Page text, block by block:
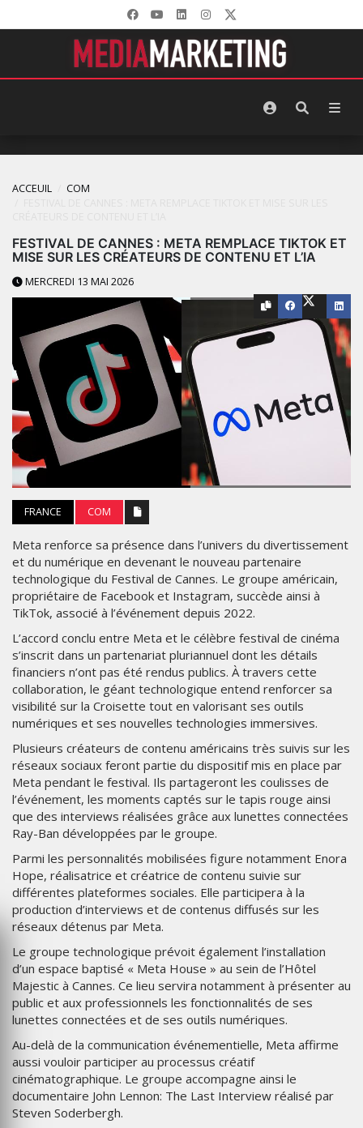
ACCEUIL
COM
FESTIVAL DE CANNES : META REMPLACE TIKTOK ET
MISE SUR LES CRÉATEURS DE CONTENU ET L’IA
MERCREDI 13 MAI 2026
FRANCE COM
Meta renforce sa présence dans l’univers du divertissement
et du numérique en devenant le nouveau partenaire
technologique du Festival de Cannes. Le groupe américain,
propriétaire de Facebook et Instagram, succède ainsi à
TikTok, associé à l’événement depuis 2022.
L’accord conclu entre Meta et le célèbre festival de cinéma
s’inscrit dans un partenariat pluriannuel dont les détails
financiers n’ont pas été rendus publics. À travers cette
collaboration, le géant technologique entend renforcer sa
visibilité sur la Croisette tout en valorisant ses outils
numériques et ses nouvelles technologies immersives.
Plusieurs créateurs de contenu américains très suivis sur les
réseaux sociaux feront partie du dispositif mis en place par
Meta pendant le festival. Ils partageront les coulisses de
l’événement, les moments captés sur le tapis rouge ainsi
que des interviews réalisées grâce aux lunettes connectées
Ray-Ban développées par le groupe.
Parmi les personnalités mobilisées figure notamment Enora
Hope, réalisatrice et créatrice de contenu suivie sur
différentes plateformes sociales. Elle participera à la
production d’interviews et de contenus diffusés sur les
réseaux détenus par Meta.
Le groupe technologique prévoit également l’installation
d’un espace baptisé « Meta House » au sein de l’Hôtel
Majestic à Cannes. Ce lieu servira notamment à présenter au
public et aux professionnels les fonctionnalités de ses
lunettes connectées et de ses outils numériques.
Au-delà de la communication événementielle, Meta affirme
aussi vouloir participer au processus créatif
cinématographique. Le groupe accompagne ainsi le
documentaire John Lennon: The Last Interview réalisé par
Steven Soderbergh.